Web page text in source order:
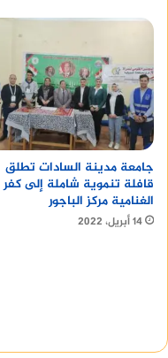
جامعة مدينة السادات تطلق
قافلة تنموية شاملة إلى كفر
الغنامية مركز الباجور
14 أبريل، 2022